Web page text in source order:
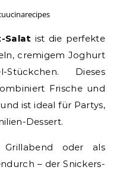
Salat ist die perfekte
cremigem Joghurt
Dieses
Frische und
ist ideal für Partys,
Dessert.
oder als
– der Snickers-